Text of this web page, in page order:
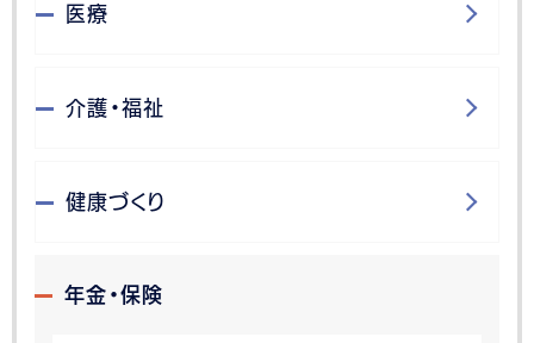
医療
介護・福祉
健康づくり
年金・保険